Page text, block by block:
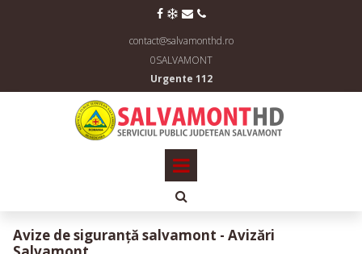
   
contact@salvamonthd.ro
0SALVAMONT
Urgente 112

Avize de siguranță salvamont - Avizări